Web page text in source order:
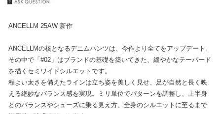
ANCELLM 25AW 新作
ANCELLMの核となるデニムパンツは、今作より全てをアップデート。
その中で「#02」はブランドの基礎を築いてきた、緩やかなテーパード
を描くセミワイドシルエットです。
程よい太さを備えたラインは立ち姿を美しく見せ、足が自然と長く映
える絶妙なバランス感を実現。ミリ単位でパターンを調整し、上半身
とのバランスやシューズに乗る見え方、全身のシルエットに至るまで